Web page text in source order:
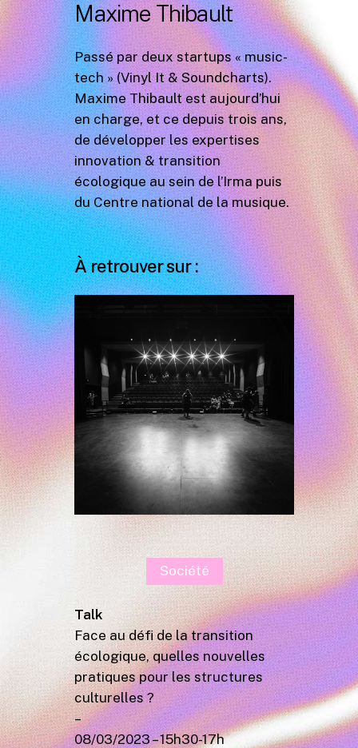
Maxime Thibault
Passé par deux startups « music-
tech » (Vinyl It & Soundcharts).
Maxime Thibault est aujourd’hui
en charge, et ce depuis trois ans,
de développer les expertises
innovation & transition
écologique au sein de l’Irma puis
du Centre national de la musique.
À retrouver sur :
Société
Talk
Face au défi de la transition
écologique, quelles nouvelles
pratiques pour les structures
culturelles ?
–
08/03/2023 – 15h30-17h